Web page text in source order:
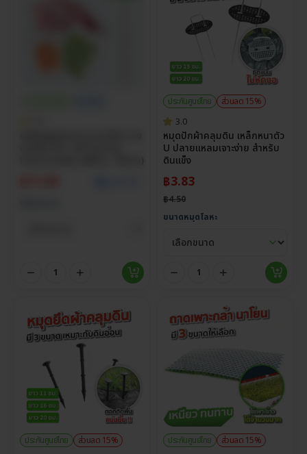
ประกันศูนย์ไทย
ส่วนลด 15%
3.0
หมุดปักผ้าคลุมดิน เหล็กหนาตัว
U ปลายแหลมเจาะง่าย สำหรับ
ดินแข็ง
฿3.83
฿4.50
ขนาดหมุดโลหะ
ประกันศูนย์ไทย
ส่วนลด 15%
ประกันศูนย์ไทย
ส่วนลด 15%